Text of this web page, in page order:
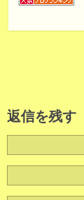
返信を残す